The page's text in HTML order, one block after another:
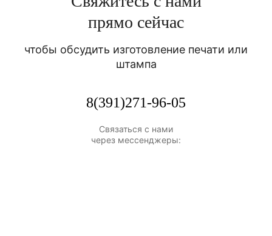
прямо сейчас
чтобы обсудить изготовление печати или
штампа
8(391)271-96-05
Связаться с нами
через мессенджеры: